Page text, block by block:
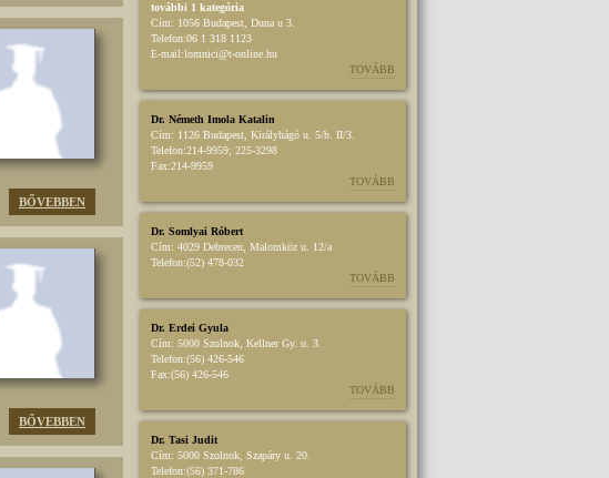
BŐVEBBEN
BŐVEBBEN
további 1 kategória
Cím: 1056 Budapest, Duna u 3.
Telefon:06 1 318 1123
E-mail:lomnici@t-online.hu
TOVÁBB
Dr. Németh Imola Katalin
Cím: 1126 Budapest, Királyhágó u. 5/b. II/3.
Telefon:214-9959; 225-3298
Fax:214-9959
TOVÁBB
Dr. Somlyai Róbert
Cím: 4029 Debrecen, Malomköz u. 12/a
Telefon:(52) 478-032
TOVÁBB
Dr. Erdei Gyula
Cím: 5000 Szolnok, Kellner Gy. u. 3.
Telefon:(56) 426-546
Fax:(56) 426-546
TOVÁBB
Dr. Tasi Judit
Cím: 5000 Szolnok, Szapáry u. 20.
Telefon:(56) 371-786